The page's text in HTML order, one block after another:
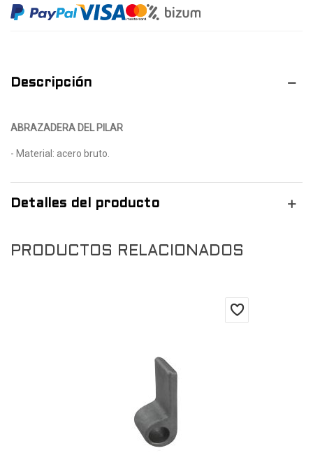
Descripción
ABRAZADERA DEL PILAR
- Material: acero bruto.
Detalles del producto
PRODUCTOS RELACIONADOS